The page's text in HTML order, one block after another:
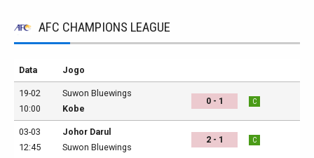
AFC CHAMPIONS LEAGUE
Data Jogo
19-02
10:00
Suwon Bluewings
Kobe
0 - 1 C
03-03
12:45
Johor Darul
Suwon Bluewings
2 - 1 C